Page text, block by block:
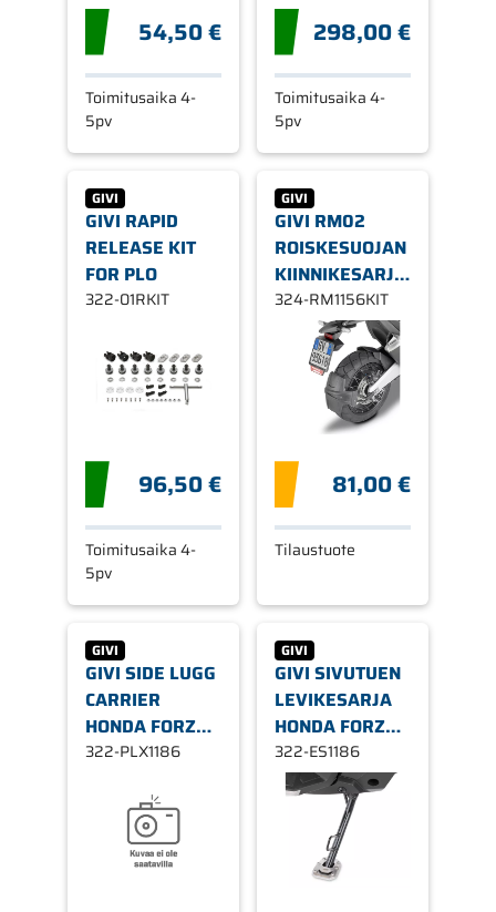
54,50 €
Toimitusaika 4-
5pv
298,00 €
Toimitusaika 4-
5pv
GIVI
GIVI RAPID
RELEASE KIT
FOR PLO
322-01RKIT
96,50 €
Toimitusaika 4-
5pv
GIVI
GIVI RM02
ROISKESUOJAN
KIINNIKESARJA
FORZA 750 X-
324-RM1156KIT
81,00 €
Tilaustuote
GIVI
GIVI SIDE LUGG
CARRIER
HONDA FORZA
750
322-PLX1186
GIVI
GIVI SIVUTUEN
LEVIKESARJA
HONDA FORZA
X-ADV
322-ES1186